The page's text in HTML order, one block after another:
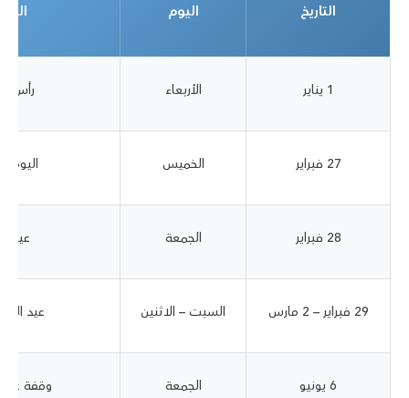
التاريخ اليوم
1 يناير الأربعاء رأس
27 فبراير الخميس اليوم
28 فبراير الجمعة عيد
29 فبراير – 2 مارس السبت – الاثنين عيد
6 يونيو الجمعة وقفة